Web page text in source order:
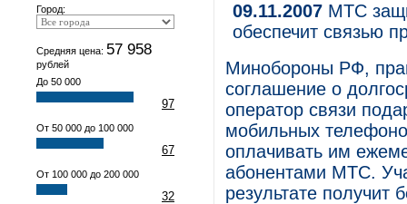
Город:
Средняя цена: 57 958
рублей
До 50 000
97
От 50 000 до 100 000
67
От 100 000 до 200 000
32
09.11.2007 МТС
обеспечит связью
Минобороны РФ,
соглашение о
оператор связи
мобильных
оплачивать им
абонентами МТС.
результате получит